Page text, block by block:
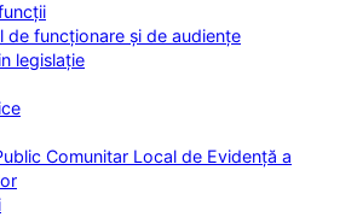
de funcționare și de audiențe
legislație
Comunitar Local de Evidență a